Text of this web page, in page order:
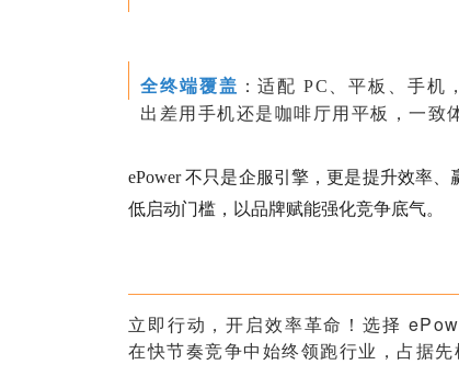
全终端覆盖 ：适配 PC、平板、手机
出差用手机还是咖啡厅用平板，一致
ePower 不只是企服引擎，更是提升效率
低启动门槛，以品牌赋能强化竞争底气。
立即行动，开启效率革命！选择
在快节奏竞争中始终领跑行业，占据先